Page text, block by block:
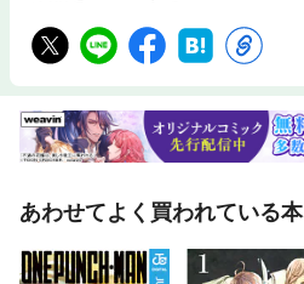
あわせてよく買われている本